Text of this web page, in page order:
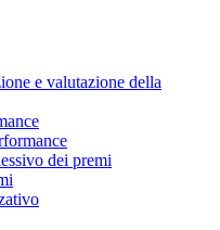
e valutazione della
dei premi